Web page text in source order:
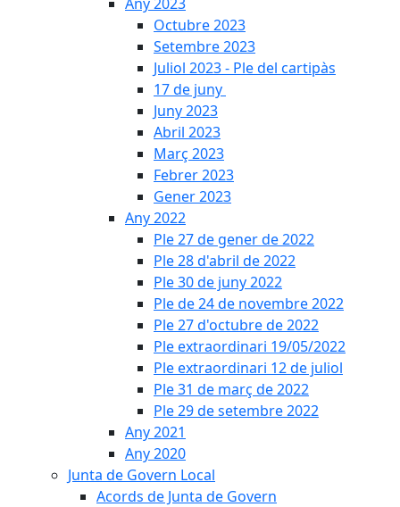
Octubre 2023
Setembre 2023
Juliol 2023 - Ple del cartipàs
17 de juny
Juny 2023
Abril 2023
Març 2023
Febrer 2023
Gener 2023
Any 2022
Ple 27 de gener de 2022
Ple 28 d'abril de 2022
Ple 30 de juny 2022
Ple de 24 de novembre 2022
Ple 27 d'octubre de 2022
Ple extraordinari 19/05/2022
Ple extraordinari 12 de juliol
Ple 31 de març de 2022
Ple 29 de setembre 2022
Any 2021
Any 2020
Junta de Govern Local
Acords de Junta de Govern